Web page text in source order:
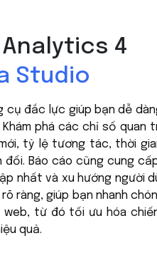
4
Studio
cụ đắc lực giúp bạn dễ
phá các chỉ số quan
tỷ lệ tương tác, thời
đổi. Báo cáo cũng cung
nhất và xu hướng người
ràng, giúp bạn nhanh
web, từ đó tối ưu hóa
quả.